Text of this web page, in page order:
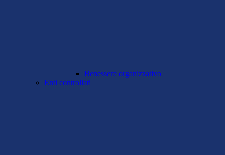
Benessere organizzativo
Enti controllati